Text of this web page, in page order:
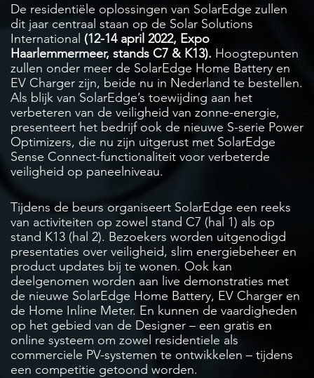
De residentiële oplossingen van SolarEdge zullen
dit jaar centraal staan op de Solar Solutions
International (12-14 april 2022, Expo
Haarlemmermeer, stands C7 & K13). Hoogtepunten
zullen onder meer de SolarEdge Home Battery en
EV Charger zijn, beide nu in Nederland te bestellen.
Als blijk van SolarEdge’s toewijding aan het
verbeteren van de veiligheid van zonne-energie,
presenteert het bedrijf ook de nieuwe S-serie Power
Optimizers, die nu zijn uitgerust met SolarEdge
Sense Connect-functionaliteit voor verbeterde
veiligheid op paneelniveau.
Tijdens de beurs organiseert SolarEdge een reeks
van activiteiten op zowel stand C7 (hal 1) als op
stand K13 (hal 2). Bezoekers worden uitgenodigd
presentaties over veiligheid, slim energiebeheer en
product updates bij te wonen. Ook kan
deelgenomen worden aan live demonstraties met
de nieuwe SolarEdge Home Battery, EV Charger en
de Home Inline Meter. En kunnen de vaardigheden
op het gebied van de Designer – een gratis en
online systeem om zowel residentiele als
commerciele PV-systemen te ontwikkelen – tijdens
een competitie getoond worden.